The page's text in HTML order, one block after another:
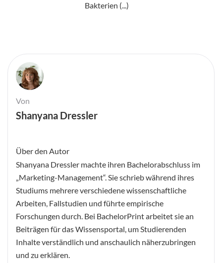
Bakterien (...)
Von
Shanyana Dressler
Über den Autor
Shanyana Dressler machte ihren Bachelorabschluss im
„Marketing-Management“. Sie schrieb während ihres
Studiums mehrere verschiedene wissenschaftliche
Arbeiten, Fallstudien und führte empirische
Forschungen durch. Bei BachelorPrint arbeitet sie an
Beiträgen für das Wissensportal, um Studierenden
Inhalte verständlich und anschaulich näherzubringen
und zu erklären.